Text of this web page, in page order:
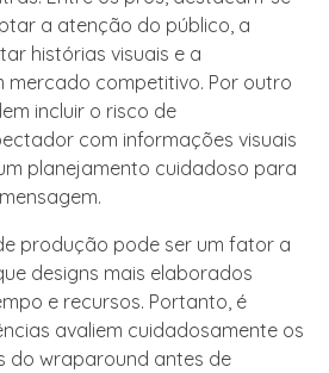
a atenção do público, a
histórias visuais e a
mercado competitivo. Por outro
incluir o risco de
com informações visuais
planejamento cuidadoso para
produção pode ser um fator a
designs mais elaborados
e recursos. Portanto, é
avaliem cuidadosamente os
do wraparound antes de